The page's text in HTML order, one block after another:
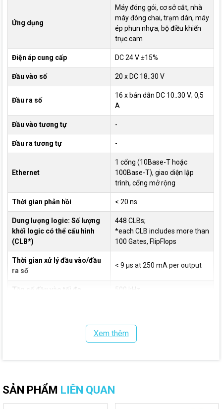
Ứng dụng
Máy đóng gói, cơ sở cắt, nhà
máy đóng chai, trạm dán, máy
ép phun nhựa, bộ điều khiển
trục cam
Điện áp cung cấp DC 24 V ±15%
Đầu vào số 20 x DC 18..30 V
Đầu ra số
16 x bán dẫn DC 10..30 V; 0,5
A
Đầu vào tương tự -
Đầu ra tương tự -
Ethernet
1 cổng (10Base-T hoặc
100Base-T), giao diện lập
trình, cổng mở rộng
Thời gian phản hồi < 20 ns
Dung lượng logic: Số lượng
khối logic có thể cấu hình
(CLB*)
448 CLBs;
*each CLB includes more than
100 Gates, FlipFlops
Thời gian xử lý đầu vào/đầu
ra số
< 9 μs at 250 mA per output
Tần số đầu vào tối đa 500 kHz
EX_PRESS 5 for Windows
IEC61131-3
Ứng dụng
Xem thêm
SẢN PHẨM LIÊN QUAN